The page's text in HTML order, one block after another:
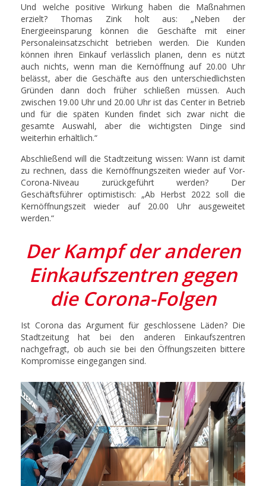
Und welche positive Wirkung haben die Maßnahmen
erzielt? Thomas Zink holt aus: „Neben der
Energieeinsparung können die Geschäfte mit einer
Personaleinsatzschicht betrieben werden. Die Kunden
können ihren Einkauf verlässlich planen, denn es nützt
auch nichts, wenn man die Kernöffnung auf 20.00 Uhr
belässt, aber die Geschäfte aus den unterschiedlichsten
Gründen dann doch früher schließen müssen. Auch
zwischen 19.00 Uhr und 20.00 Uhr ist das Center in Betrieb
und für die späten Kunden findet sich zwar nicht die
gesamte Auswahl, aber die wichtigsten Dinge sind
weiterhin erhältlich.“
Abschließend will die Stadtzeitung wissen: Wann ist damit
zu rechnen, dass die Kernöffnungszeiten wieder auf Vor-
Corona-Niveau zurückgeführt werden? Der
Geschäftsführer optimistisch: „Ab Herbst 2022 soll die
Kernöffnungszeit wieder auf 20.00 Uhr ausgeweitet
werden.“
Der Kampf der anderen
Einkaufszentren gegen
die Corona-Folgen
Ist Corona das Argument für geschlossene Läden? Die
Stadtzeitung hat bei den anderen Einkaufszentren
nachgefragt, ob auch sie bei den Öffnungszeiten bittere
Kompromisse eingegangen sind.